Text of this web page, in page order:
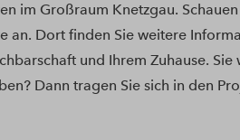
im Großraum Knetzgau.
an. Dort finden Sie weitere
und Ihrem Zuhause. Sie
Dann tragen Sie sich in den